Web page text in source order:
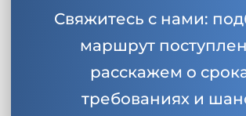
Свяжитесь с нами:
маршрут
расскажем о
требованиях и